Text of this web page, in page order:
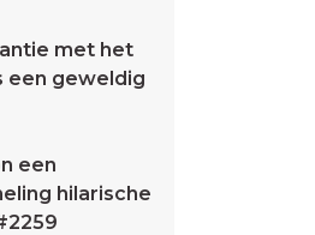
met het
een geweldig
een
hilarische